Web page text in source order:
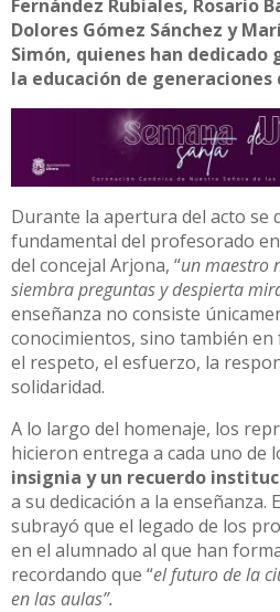
Fernández Rubiales, Rosario
Dolores Gómez Sánchez y
Simón, quienes han dedicado
la educación de
Durante la apertura del acto se
fundamental del profesorado
del concejal Arjona, “un maestro
siembra preguntas y despierta
enseñanza no consiste
conocimientos, sino también
el respeto, el esfuerzo, la
solidaridad.
A lo largo del homenaje, los
hicieron entrega a cada uno de
insignia y un recuerdo
a su dedicación a la enseñanza.
subrayó que el legado de los
en el alumnado al que han
recordando que “el futuro de la
en las aulas”.